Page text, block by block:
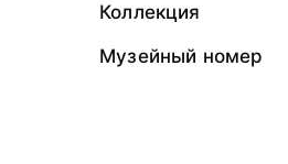
Коллекция
Музейный номер